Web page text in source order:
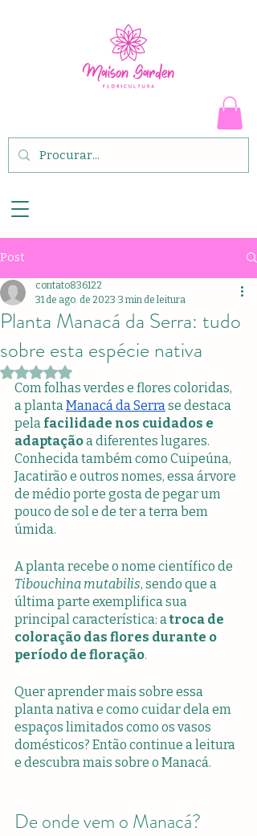
Post
Planta Manacá da Serra: tudo
sobre esta espécie nativa
contato836122
31 de ago. de 2023 3 min de leitura
Avaliado com NaN de 5 estrelas.
Com folhas verdes e flores coloridas,
a planta Manacá da Serra se destaca
pela facilidade nos cuidados e
adaptação a diferentes lugares.
Conhecida também como Cuipeúna,
Jacatirão e outros nomes, essa árvore
de médio porte gosta de pegar um
pouco de sol e de ter a terra bem
úmida.
A planta recebe o nome científico de
Tibouchina mutabilis, sendo que a
última parte exemplifica sua
principal característica: a troca de
coloração das flores durante o
período de floração.
Quer aprender mais sobre essa
planta nativa e como cuidar dela em
espaços limitados como os vasos
domésticos? Então continue a leitura
e descubra mais sobre o Manacá.
De onde vem o Manacá?